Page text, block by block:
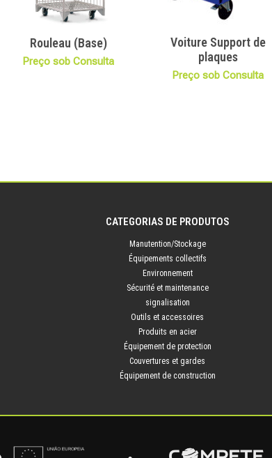
Rouleau (Base)
Preço sob Consulta
Voiture Support de
plaques
Preço sob Consulta
CATEGORIAS DE PRODUTOS
Manutention/Stockage
Équipements collectifs
Environnement
Sécurité et maintenance
signalisation
Outils et accessoires
Produits en acier
Équipement de protection
Couvertures et gardes
Équipement de construction